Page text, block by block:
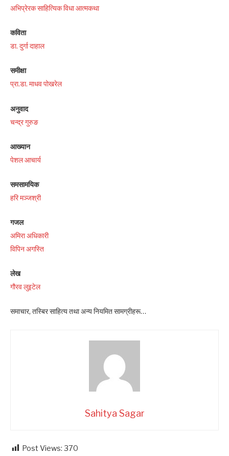
अभिप्रेरक साहित्यिक विधा आत्मकथा
कविता
डा. दुर्गा दाहाल
समीक्षा
प्रा.डा. माधव पोखरेल
अनुवाद
चन्द्र गुरुङ
आख्यान
पेशल आचार्य
समसामयिक
हरि मञ्जश्री
गजल
अमिरा अधिकारी
विपिन अगस्ति
लेख
गौरव लुइटेल
समाचार, तस्बिर साहित्य तथा अन्य नियमित सामग्रीहरू…
Sahitya Sagar
Post Views: 370